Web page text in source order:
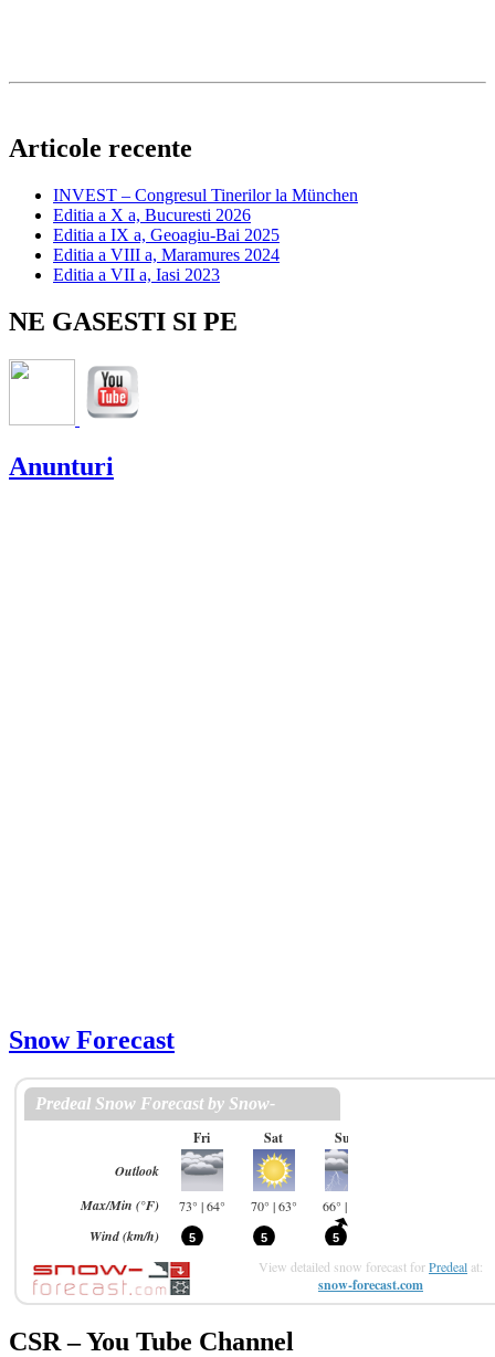
Articole recente
INVEST – Congresul Tinerilor la München
Editia a X a, Bucuresti 2026
Editia a IX a, Geoagiu-Bai 2025
Editia a VIII a, Maramures 2024
Editia a VII a, Iasi 2023
NE GASESTI SI PE
Anunturi
Snow Forecast
View detailed snow forecast forPredeal at:
snow-forecast.com
CSR – You Tube Channel